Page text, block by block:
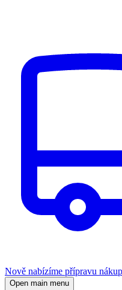
Nově nabízíme přípravu
Open main menu